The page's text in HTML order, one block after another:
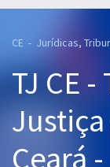
Cursos 20% OFF
Pós
Graduação
CE - Jurídicas,
TJ CE
Ceará